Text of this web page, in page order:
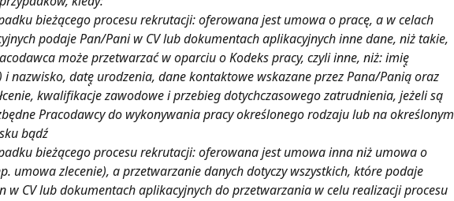
bieżącego procesu rekrutacji: oferowana jest umowa o pracę, a w celach
podaje Pan/Pani w CV lub dokumentach aplikacyjnych inne dane, niż takie,
może przetwarzać w oparciu o Kodeks pracy, czyli inne, niż: imię̨
i nazwisko, datę̨ urodzenia, dane kontaktowe wskazane przez Pana/Panią oraz
kwalifikacje zawodowe i przebieg dotychczasowego zatrudnienia, jeżeli są
Pracodawcy do wykonywania pracy określonego rodzaju lub na określonym
bądź
bieżącego procesu rekrutacji: oferowana jest umowa inna niż umowa o
umowa zlecenie), a przetwarzanie danych dotyczy wszystkich, które podaje
w CV lub dokumentach aplikacyjnych do przetwarzania w celu realizacji procesu